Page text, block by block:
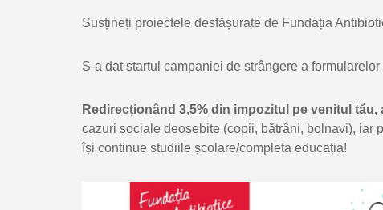
Susțineți proiectele desfășurate de Fundația
S-a dat startul campaniei de strângere a
Redirecționând 3,5% din impozitul pe venitul tău,
cazuri sociale deosebite (copii, bătrâni, bolnavi), iar
își continue studiile școlare/completa educația!